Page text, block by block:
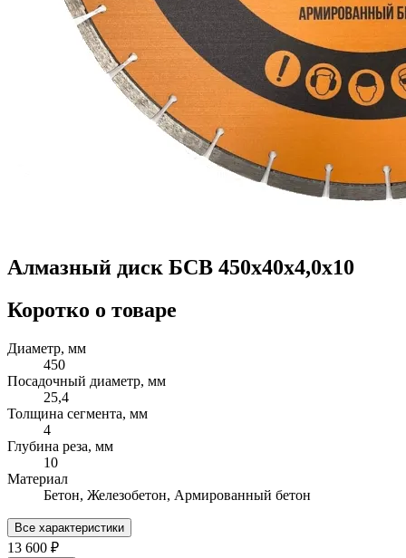
Алмазный диск БСВ 450x40х4,0х10
Коротко о товаре
Диаметр, мм
450
Посадочный диаметр, мм
25,4
Толщина сегмента, мм
4
Глубина реза, мм
10
Материал
Бетон, Железобетон, Армированный бетон
Все характеристики
13 600 ₽